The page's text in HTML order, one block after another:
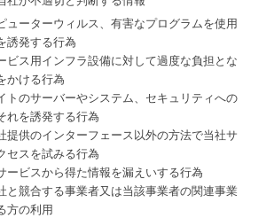
ューターウィルス、有害なプログラムを使用
誘発する行為
ビス用インフラ設備に対して過度な負担とな
かける行為
トのサーバーやシステム、セキュリティへの
れを誘発する行為
提供のインターフェース以外の方法で当社サ
セスを試みる行為
ービスから得た情報を漏えいする行為
と競合する事業者又は当該事業者の関連事業
方の利用